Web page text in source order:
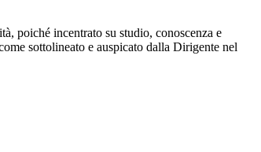
poiché incentrato su studio, conoscenza e
sottolineato e auspicato dalla Dirigente nel